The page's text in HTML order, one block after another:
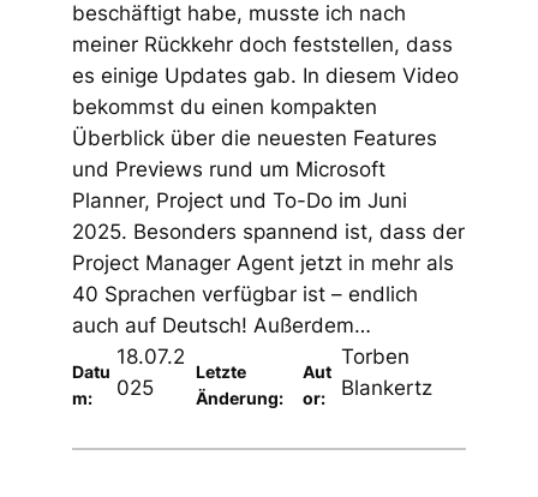
beschäftigt habe, musste ich nach
meiner Rückkehr doch feststellen, dass
es einige Updates gab. In diesem Video
bekommst du einen kompakten
Überblick über die neuesten Features
und Previews rund um Microsoft
Planner, Project und To-Do im Juni
2025. Besonders spannend ist, dass der
Project Manager Agent jetzt in mehr als
40 Sprachen verfügbar ist – endlich
auch auf Deutsch! Außerdem…
Datu
m:
18.07.2
025
Letzte
Änderung:
Aut
or:
Torben
Blankertz